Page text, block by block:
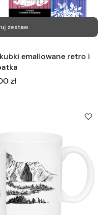
zestaw
emaliowane retro i
zł